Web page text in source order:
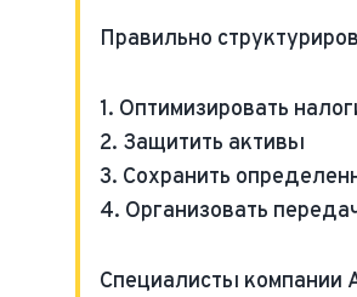
Правильно
1. Оптимизировать
2. Защитить активы
3. Сохранить
4. Организовать
Специалисты компании